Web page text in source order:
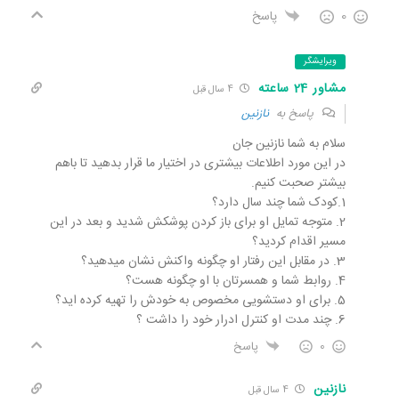
0 پاسخ
ویرایشگر
مشاور 24 ساعته 4 سال قبل
پاسخ بهنازنین
سلام به شما نازنین جان
در این مورد اطلاعات بیشتری در اختیار ما قرار بدهید تا باهم
بیشتر صحبت کنیم.
1.کودک شما چند سال دارد؟
2. متوجه تمایل او برای باز کردن پوشکش شدید و بعد در این
مسیر اقدام کردید؟
3. در مقابل این رفتار او چگونه واکنش نشان میدهید؟
4. روابط شما و همسرتان با او چگونه هست؟
5. برای او دستشویی مخصوص به خودش را تهیه کرده اید؟
6. چند مدت او کنترل ادرار خود را داشت ؟
0 پاسخ
نازنین